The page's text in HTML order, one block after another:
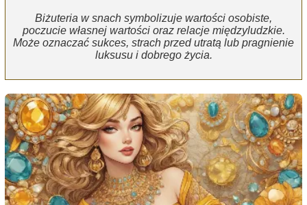
Biżuteria w snach symbolizuje wartości osobiste,
poczucie własnej wartości oraz relacje międzyludzkie.
Może oznaczać sukces, strach przed utratą lub pragnienie
luksusu i dobrego życia.